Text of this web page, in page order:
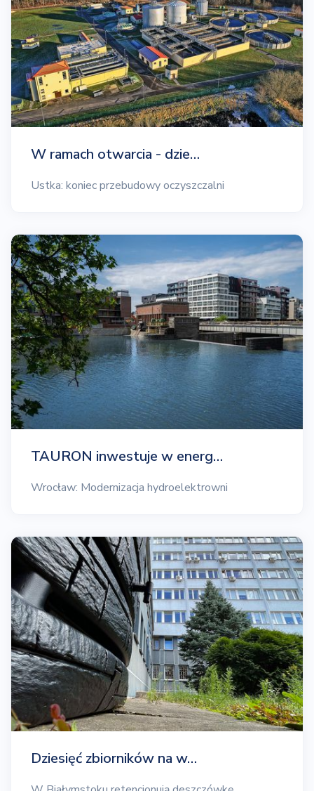
W ramach otwarcia - dzie…
Ustka: koniec przebudowy oczyszczalni
TAURON inwestuje w energ…
Wrocław: Modernizacja hydroelektrowni
Dziesięć zbiorników na w…